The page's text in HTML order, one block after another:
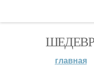
главная